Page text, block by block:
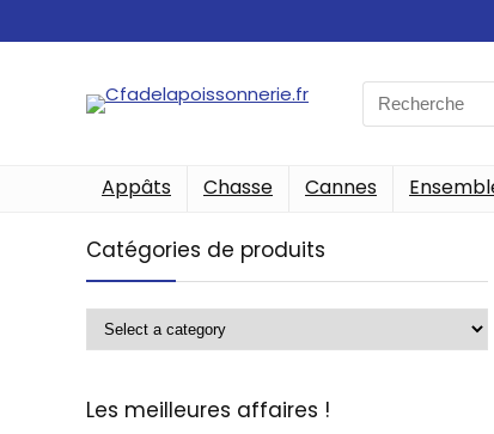
Search
for:
Appâts Chasse Cannes
Catégories de produits
Les meilleures affaires !